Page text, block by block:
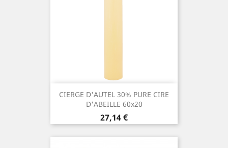
CIERGE D'AUTEL 30% PURE CIRE
D'ABEILLE 60x20
Prix
27,14 €